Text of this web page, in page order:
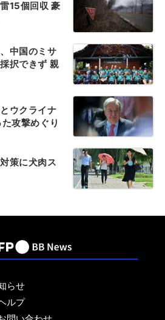
15個回収 豪
中国のミサ
択できず 親
ウクライナ
攻撃めぐり
策に犬肉ス
らせ
ルプ